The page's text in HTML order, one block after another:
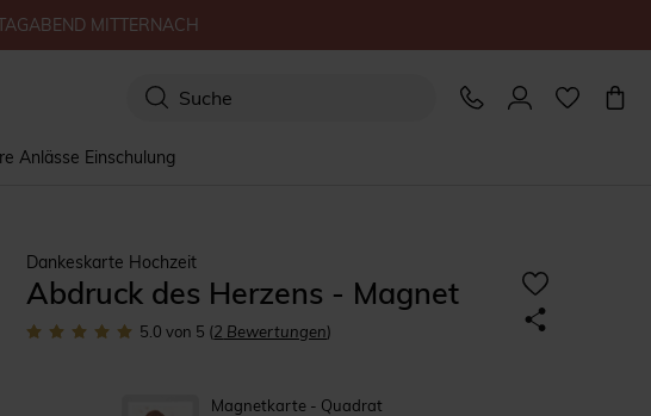
Anlässe Einschulung
Dankeskarte Hochzeit
Abdruck des Herzens - Magnet
5.0 von 5 (2 Bewertungen)
Magnetkarte - Quadrat
MITTERNACH